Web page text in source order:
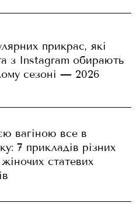
прикрас, які
з Instagram обирають
сезоні — 2026
вагіною все в
7 прикладів різних
статевих